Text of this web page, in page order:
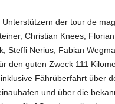
der tour de
Christian Knees,
Steffi Nerius, Fabian
den guten Zweck 111
Fährüberfahrt über
und über die